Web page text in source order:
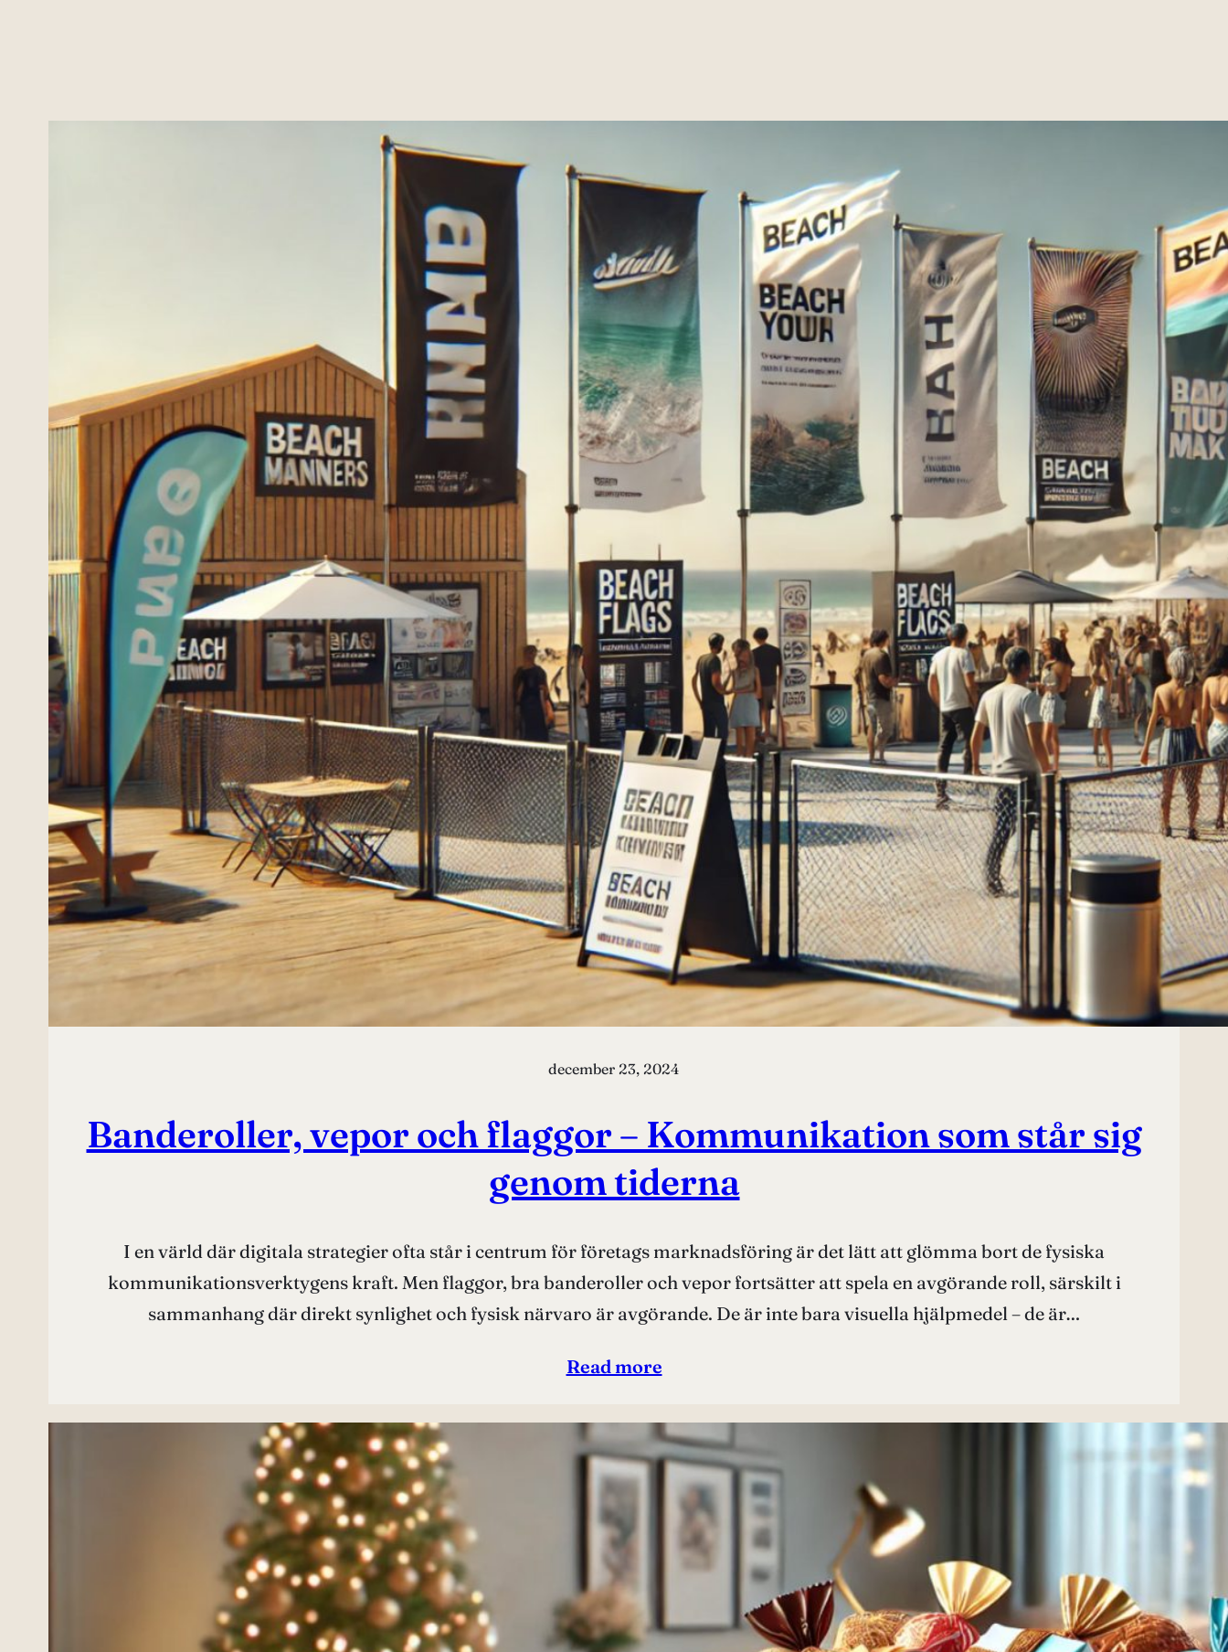
december 23, 2024
Banderoller, vepor och flaggor – Kommunikation som står sig
genom tiderna
I en värld där digitala strategier ofta står i centrum för företags marknadsföring är det lätt att glömma bort de fysiska
kommunikationsverktygens kraft. Men flaggor, bra banderoller och vepor fortsätter att spela en avgörande roll, särskilt i
sammanhang där direkt synlighet och fysisk närvaro är avgörande. De är inte bara visuella hjälpmedel – de är…
Read more